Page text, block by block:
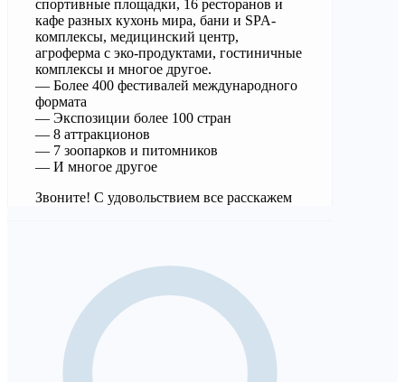
спортивные площадки, 16 ресторанов и
кафе разных кухонь мира, бани и SPA-
комплексы, медицинский центр,
агроферма с эко-продуктами, гостиничные
комплексы и многое другое.
— Более 400 фестивалей международного
формата
— Экспозиции более 100 стран
— 8 аттракционов
— 7 зоопарков и питомников
— И многое другое
Звоните! С удовольствием все расскажем